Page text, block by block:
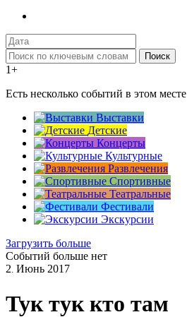
Поиск
1+
Есть несколько событий в этом месте
Выставки
Детские
Концерты
Культурные
Развлечения
Спортивные
Театральные
Фестивали
Экскурсии
Загрузить больше
Событий больше нет
2. Июнь 2017
Тук тук кто там